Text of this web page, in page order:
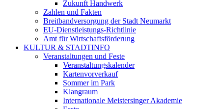
Zukunft Handwerk
Zahlen und Fakten
Breitbandversorgung der Stadt Neumarkt
EU-Dienstleistungs-Richtlinie
Amt für Wirtschaftsförderung
KULTUR & STADTINFO
Veranstaltungen und Feste
Veranstaltungskalender
Kartenvorverkauf
Sommer im Park
Klangraum
Internationale Meistersinger Akademie